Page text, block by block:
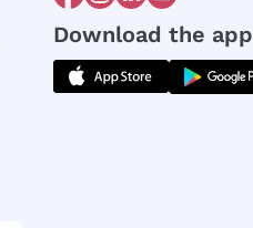
Download the app